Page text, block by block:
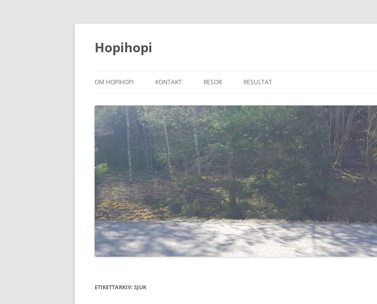
Hoppa
Hopihopi
OM HOPIHOPI KONTAKT RESOR RESULTAT
ETIKETTARKIV: SJUK